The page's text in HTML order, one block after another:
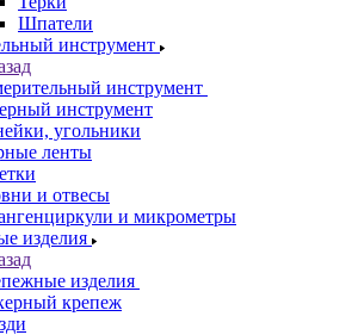
Шпатели
инструмент
инструмент
инструмент
угольники
ленты
и отвесы
и микрометры
изделия
изделия
крепеж